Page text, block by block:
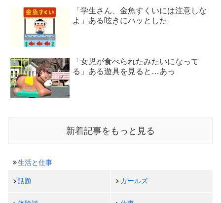
「学生さん、金魚すくいには注意しな
よ」ある呟きにハッとした
「女児が食べられたみたいになって
る」ある遊具を見ると…あっ
新着記事をもっと見る
生活と仕事
話題 ガールズ